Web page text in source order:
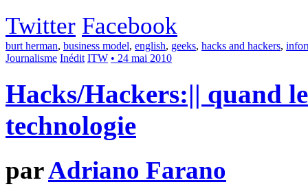
Twitter Facebook
burt herman, business model, english, geeks, hacks and hackers,
Journalisme Inédit ITW • 24 mai 2010
Hacks/Hackers:|| quand
technologie
parAdriano Farano